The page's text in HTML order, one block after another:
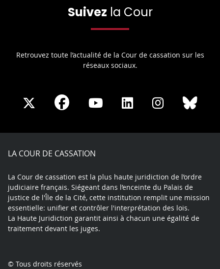
Suivez la Cour
Retrouvez toute l’actualité de la Cour de cassation sur les
réseaux sociaux.
Share
X
Share
Facebook
Share
Youtube
Share
LinkedIn
Share
Instagram
LA COUR DE CASSATION
La Cour de cassation est la plus haute juridiction de l’ordre
judiciaire français. Siégeant dans l’enceinte du Palais de
justice de l'Île de la Cité, cette institution remplit une mission
essentielle: unifier et contrôler l'interprétation des lois.
La Haute Juridiction garantit ainsi à chacun une égalité de
traitement devant les juges.
© Tous droits réservés